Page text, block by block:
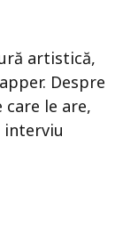
artistică,
Despre
le are,
interviu